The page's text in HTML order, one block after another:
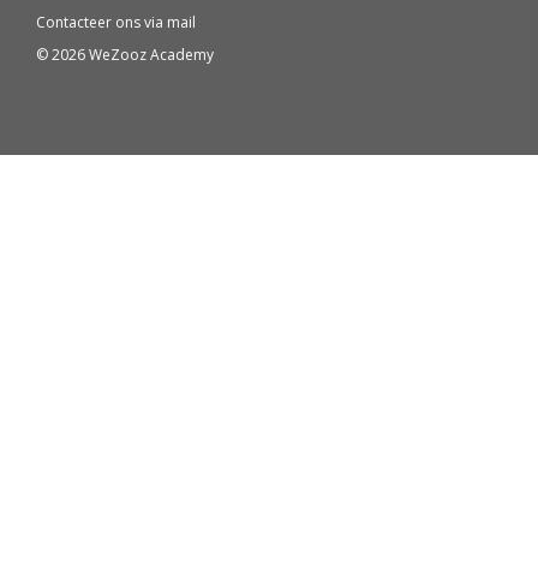
Contacteer ons via mail
© 2026 WeZooz Academy